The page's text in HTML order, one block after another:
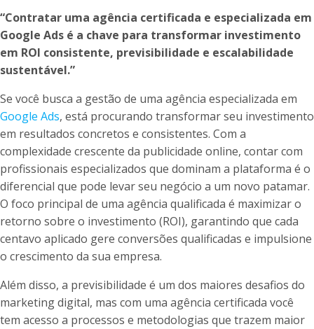
“Contratar uma agência certificada e especializada em
Google Ads é a chave para transformar investimento
em ROI consistente, previsibilidade e escalabilidade
sustentável.”
Se você busca a gestão de uma agência especializada em
Google Ads, está procurando transformar seu investimento
em resultados concretos e consistentes. Com a
complexidade crescente da publicidade online, contar com
profissionais especializados que dominam a plataforma é o
diferencial que pode levar seu negócio a um novo patamar.
O foco principal de uma agência qualificada é maximizar o
retorno sobre o investimento (ROI), garantindo que cada
centavo aplicado gere conversões qualificadas e impulsione
o crescimento da sua empresa.
Além disso, a previsibilidade é um dos maiores desafios do
marketing digital, mas com uma agência certificada você
tem acesso a processos e metodologias que trazem maior